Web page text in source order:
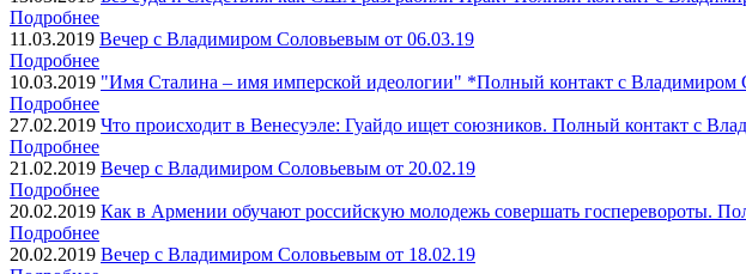
Подробнее
11.03.2019 Вечер с Владимиром Соловьевым от 06.03.19
Подробнее
10.03.2019 "Имя Сталина – имя имперской идеологии" *Полный контакт с Владимиром
Подробнее
27.02.2019 Что происходит в Венесуэле: Гуайдо ищет союзников. Полный контакт с
Подробнее
21.02.2019 Вечер с Владимиром Соловьевым от 20.02.19
Подробнее
20.02.2019 Как в Армении обучают российскую молодежь совершать госперевороты.
Подробнее
20.02.2019 Вечер с Владимиром Соловьевым от 18.02.19